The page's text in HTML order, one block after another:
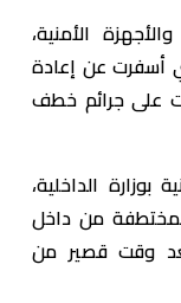
الأمنية،
أسفرت عن إعادة
على جرائم خطف
الداخلية،
من داخل
وقت قصير من